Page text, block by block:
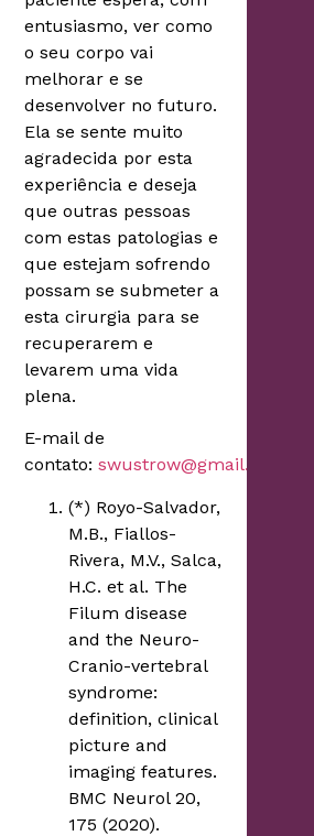
entusiasmo, ver como
o seu corpo vai
melhorar e se
desenvolver no futuro.
Ela se sente muito
agradecida por esta
experiência e deseja
que outras pessoas
com estas patologias e
que estejam sofrendo
possam se submeter a
esta cirurgia para se
recuperarem e
levarem uma vida
plena.
E-mail de
contato:swustrow@gmail.com
(*) Royo-Salvador,
M.B., Fiallos-
Rivera, M.V., Salca,
H.C. et al. The
Filum disease
and the Neuro-
Cranio-vertebral
syndrome:
definition, clinical
picture and
imaging features.
BMC Neurol 20,
175 (2020).